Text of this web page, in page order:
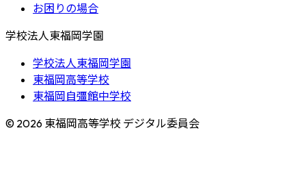
お困りの場合
学校法人東福岡学園
学校法人東福岡学園
東福岡高等学校
東福岡自彊館中学校
© 2026 東福岡高等学校 デジタル委員会